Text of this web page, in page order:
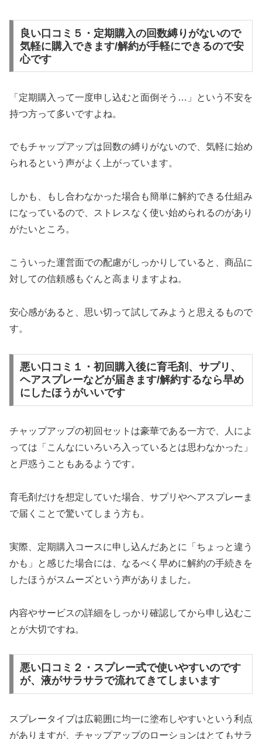
良い口コミ５・定期購入の回数縛りがないので
気軽に購入できます/解約が手軽にできるので安
心です
「定期購入って一度申し込むと面倒そう…」という不安を
持つ方って多いですよね。
でもチャップアップは回数の縛りがないので、気軽に始め
られるという声がよく上がっています。
しかも、もし合わなかった場合も簡単に解約できる仕組み
になっているので、ストレスなく使い始められるのがあり
がたいところ。
こういった運営面での配慮がしっかりしていると、商品に
対しての信頼感もぐんと高まりますよね。
安心感があると、思い切って試してみようと思えるもので
す。
悪い口コミ１・初回購入後に育毛剤、サプリ、
ヘアスプレーなどが届きます/解約するなら早め
にしたほうがいいです
チャップアップの初回セットは豪華である一方で、人によ
っては「こんなにいろいろ入っているとは思わなかった」
と戸惑うこともあるようです。
育毛剤だけを想定していた場合、サプリやヘアスプレーま
で届くことで驚いてしまう方も。
実際、定期購入コースに申し込んだあとに「ちょっと違う
かも」と感じた場合には、なるべく早めに解約の手続きを
したほうがスムーズという声がありました。
内容やサービスの詳細をしっかり確認してから申し込むこ
とが大切ですね。
悪い口コミ２・スプレー式で使いやすいのです
が、液がサラサラで流れてきてしまいます
スプレータイプは広範囲に均一に塗布しやすいという利点
がありますが、チャップアップのローションはとてもサラ